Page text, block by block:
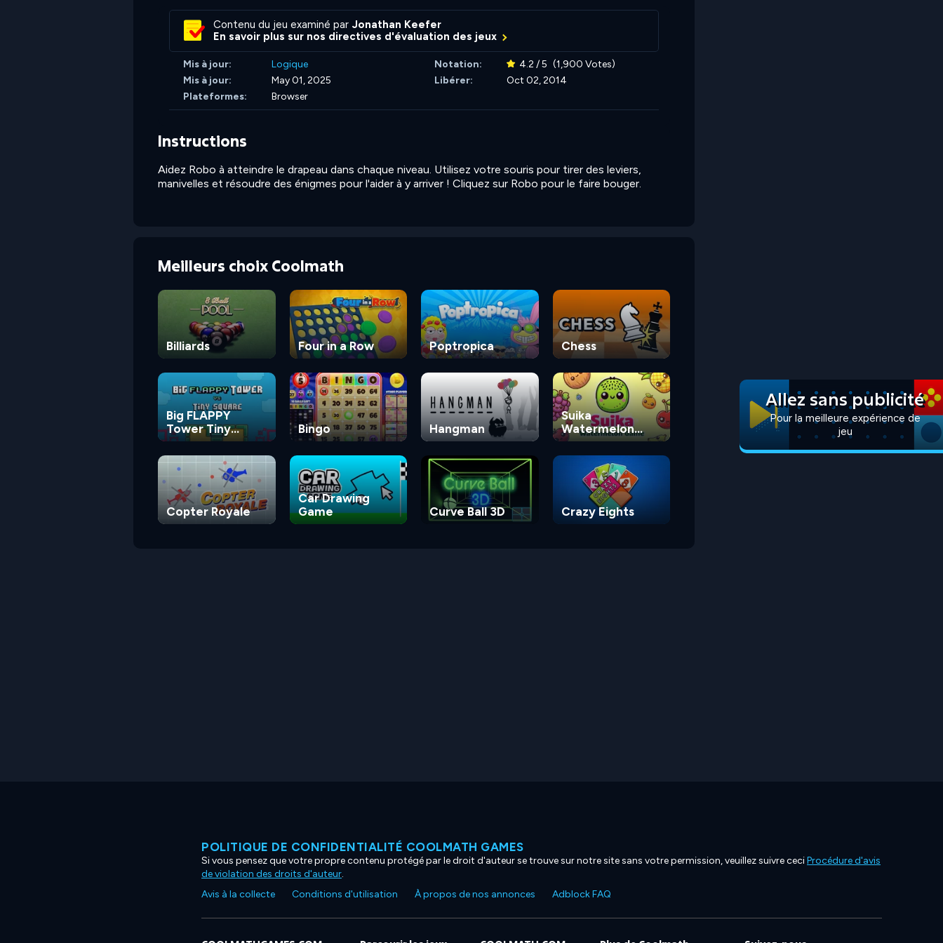
Contenu du jeu examiné par Jonathan Keefer
En savoir plus sur nos directives d'évaluation des jeux
Mis à jour: Logique Notation: 4.2 / 5 (1,900 Votes)
Mis à jour:
May 01, 2025 Libérer:
Oct 02, 2014
Plateformes:
Browser
Instructions
Aidez Robo à atteindre le drapeau dans chaque niveau. Utilisez votre souris pour tirer des leviers,
manivelles et résoudre des énigmes pour l'aider à y arriver ! Cliquez sur Robo pour le faire bouger.
Meilleurs choix Coolmath
Billiards Four in a Row Poptropica Chess
Big FLAPPY
Tower Tiny
Square
Bingo Hangman
Suika
Watermelon
Game
Copter Royale
Car Drawing
Game
Curve Ball 3D Crazy Eights
Allez sans publicité
Pour la meilleure expérience de
jeu
POLITIQUE DE CONFIDENTIALITÉ COOLMATH GAMES
Si vous pensez que votre propre contenu protégé par le droit d'auteur se trouve sur notre site sans votre permission, veuillez suivre ceciProcédure d'avis
de violation des droits d'auteur.
Avis à la collecte
Conditions d'utilisation À propos de nos annonces Adblock FAQ